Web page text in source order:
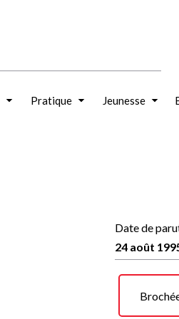
Pratique Jeunesse
Date de
24 août